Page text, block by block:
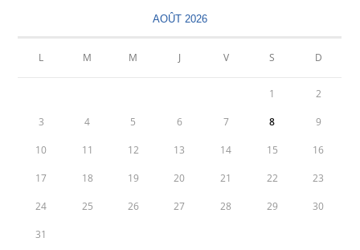
AOÛT 2026
L M M J V S D
1 2
3 4 5 6 7 8 9
10 11 12 13 14 15 16
17 18 19 20 21 22 23
24 25 26 27 28 29 30
31